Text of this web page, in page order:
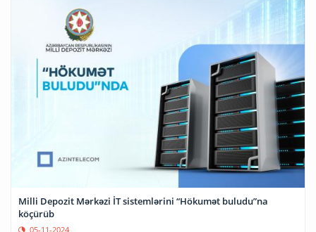
Milli Depozit Mərkəzi İT sistemlərini “Hökumət buludu”na
köçürüb
05-11-2024